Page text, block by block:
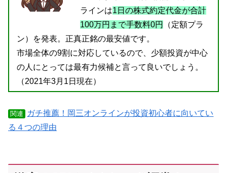
ラインは1日の株式約定代金が合計
100万円まで手数料0円
（定額プラ
ン）を発表。正真正銘の最安値です。
市場全体の9割に対応しているので、少額投資が中心
の人にとっては最有力候補と言って良いでしょう。
（2021年3月1日現在）
関連
ガチ推薦！岡三オンラインが投資初心者に向いてい
る４つの理由